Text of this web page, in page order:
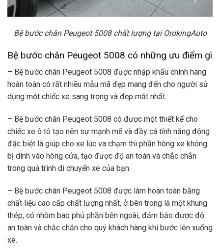
Bệ bước chân Peugeot 5008 chất lượng tại OrokingAuto
Bệ bước chân Peugeot 5008 có những ưu điểm gì
– Bệ bước chân Peugeot 5008 được nhập khẩu chính hãng
hoàn toàn có rất nhiều mẫu mã đẹp mang đến cho người sử
dụng một chiếc xe sang trọng và đẹp mắt nhất.
– Bệ bước chân Peugeot 5008 có được một thiết kế cho
chiếc xe ô tô tạo nên sự mạnh mẽ và đầy cá tính năng động
đặc biệt là giúp cho xe lúc va chạm thì phần hông xe không
bị dính vào hông cửa, tạo được độ an toàn và chắc chắn
trong quá trình di chuyển xe của bạn.
– Bệ bước chân Peugeot 5008 được làm hoàn toàn bằng
chất liệu cao cấp chất lượng nhất, ở bên trong là một khung
thép, có nhôm bao phủ phần bên ngoài, đảm bảo được độ
an toàn và chắc chắn cho quý khách hàng khi bước lên xuống
xe.